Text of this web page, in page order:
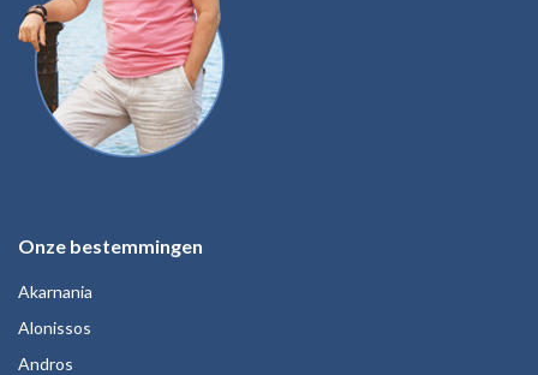
Onze bestemmingen
Akarnania
Alonissos
Andros